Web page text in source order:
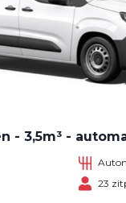
- 3,5m³ -
23